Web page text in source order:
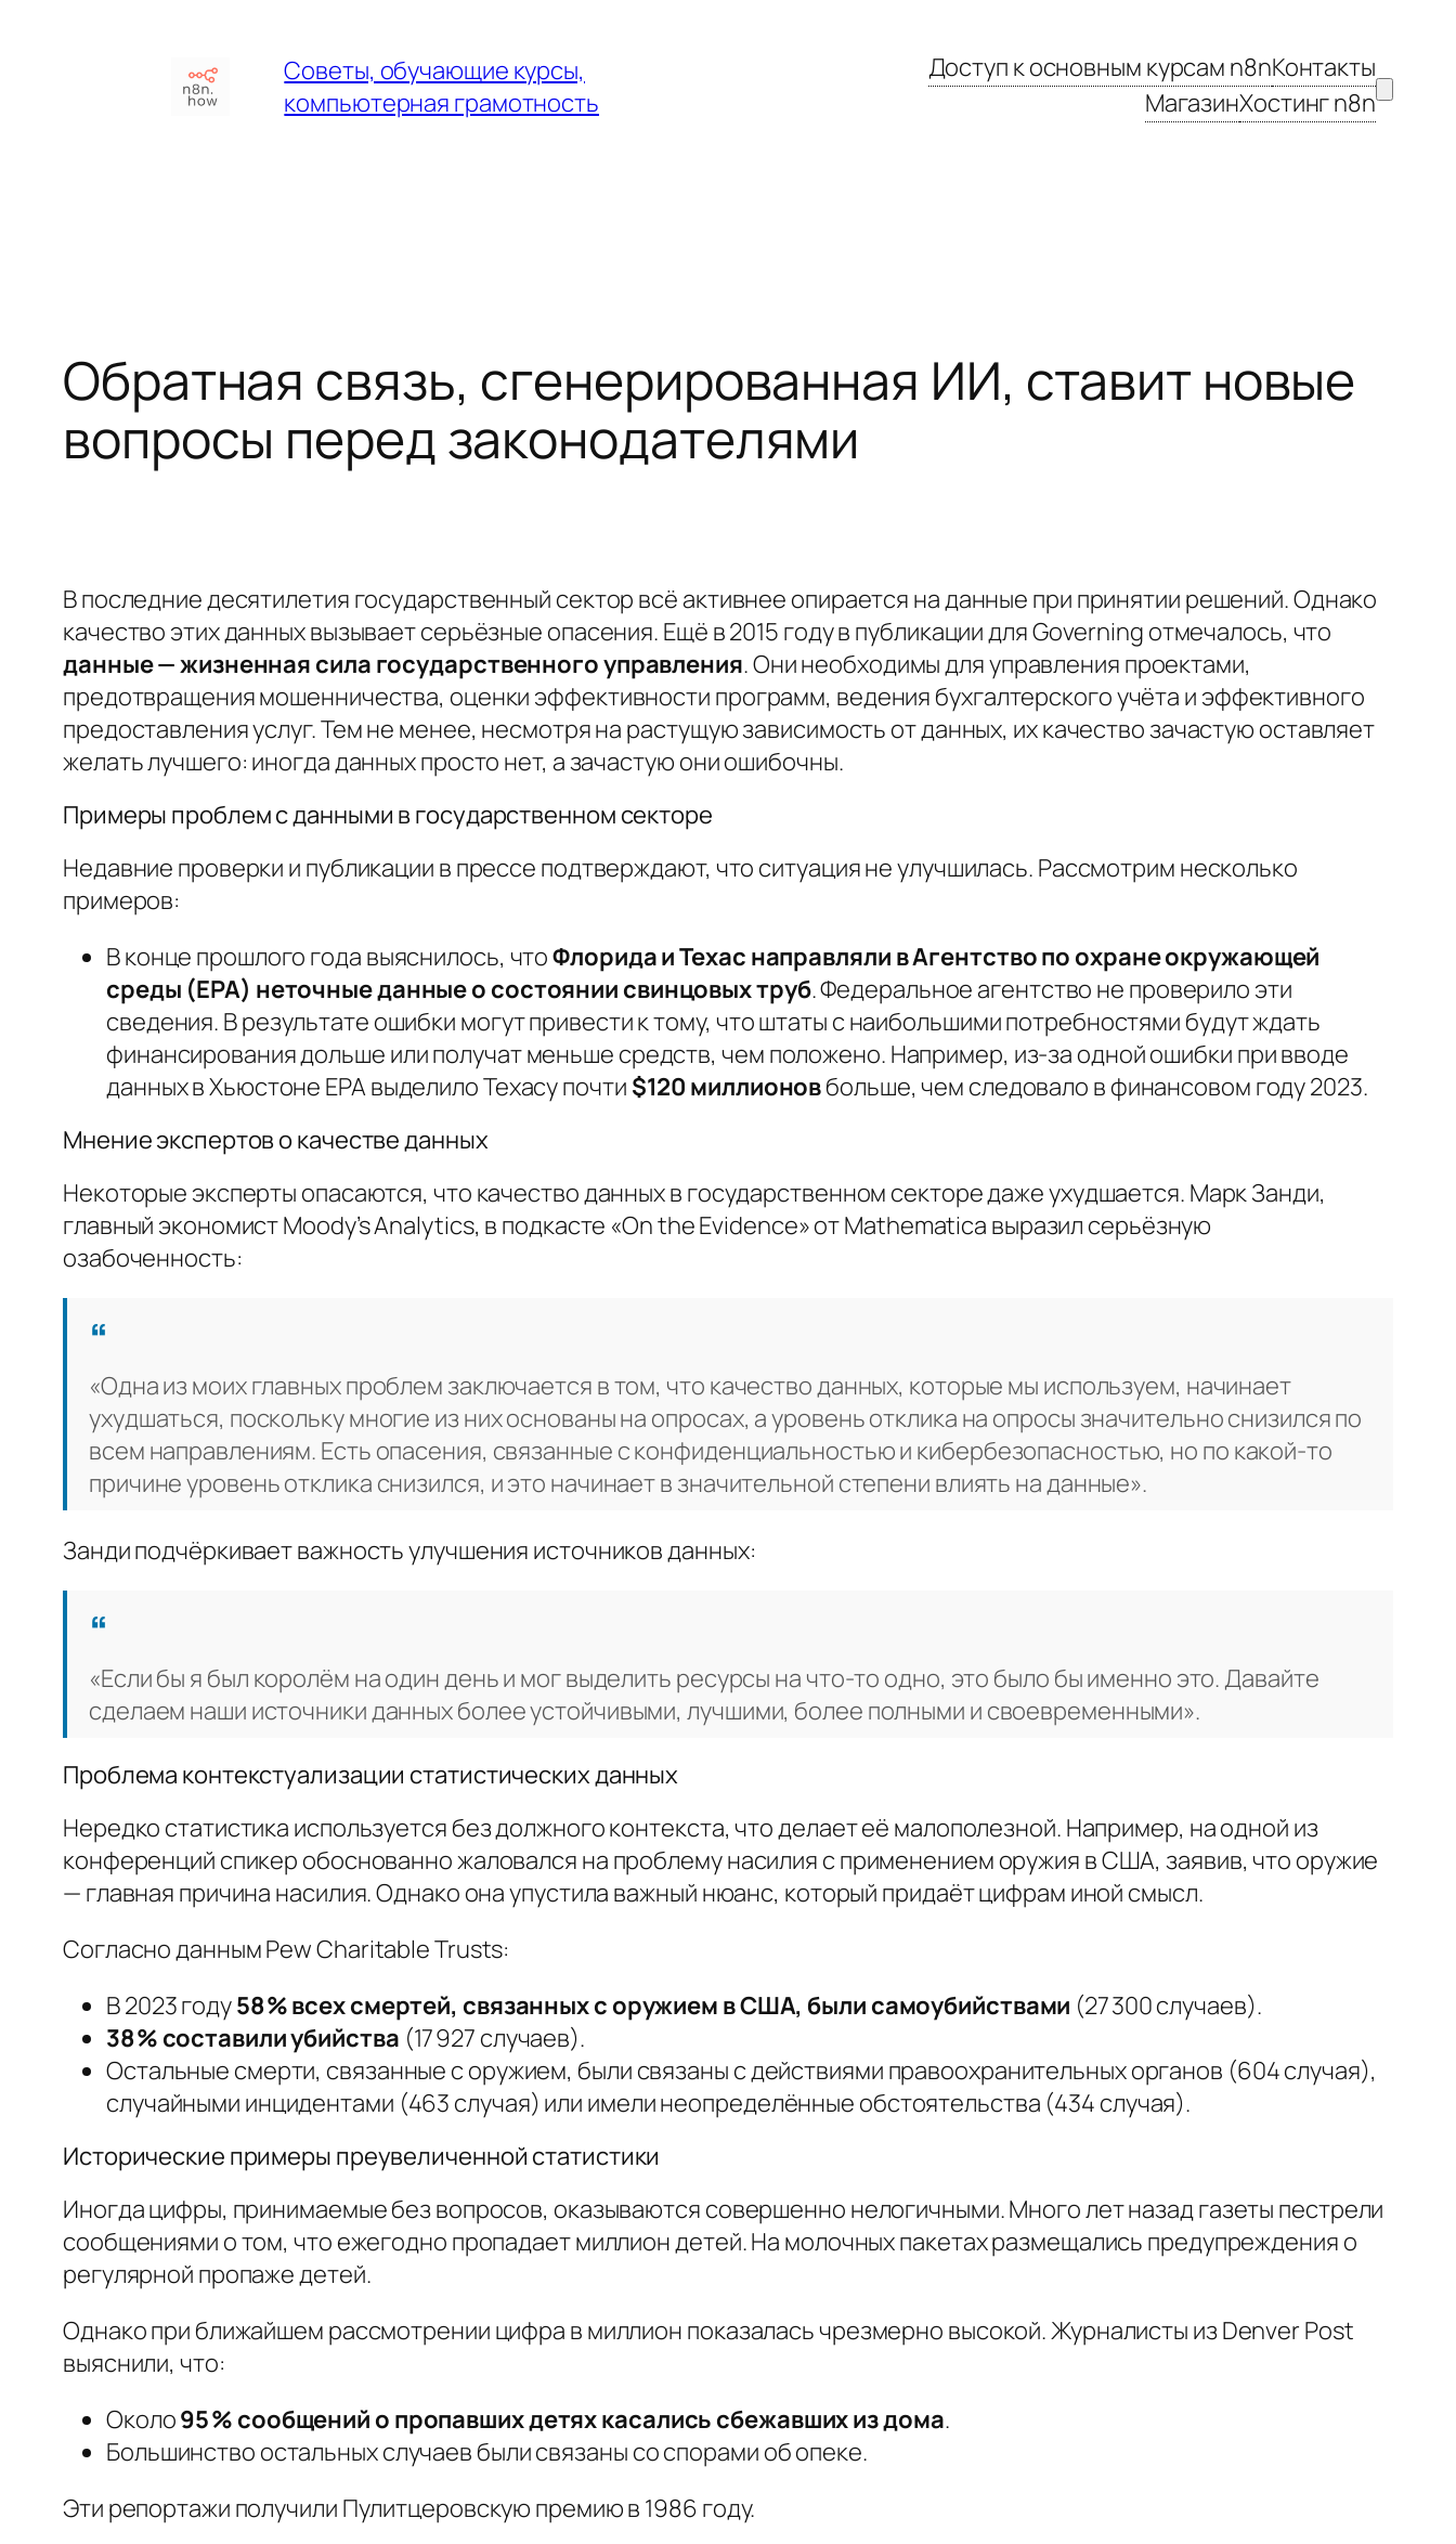
Советы, обучающие курсы,
компьютерная грамотность
Доступ к основным курсам n8nКонтакты
МагазинХостинг n8n
Обратная связь, сгенерированная ИИ, ставит новые
вопросы перед законодателями
В последние десятилетия государственный сектор всё активнее опирается на данные при принятии решений. Однако
качество этих данных вызывает серьёзные опасения. Ещё в 2015 году в публикации дляGoverning отмечалось, что
данные — жизненная сила государственного управления. Они необходимы для управления проектами,
предотвращения мошенничества, оценки эффективности программ, ведения бухгалтерского учёта и эффективного
предоставления услуг. Тем не менее, несмотря на растущую зависимость от данных, их качество зачастую оставляет
желать лучшего: иногда данных просто нет, а зачастую они ошибочны.
Примеры проблем с данными в государственном секторе
Недавние проверки и публикации в прессе подтверждают, что ситуация не улучшилась. Рассмотрим несколько
примеров:
В конце прошлого года выяснилось, чтоФлорида и Техас направляли в Агентство по охране окружающей
среды (EPA) неточные данные о состоянии свинцовых труб. Федеральное агентство не проверило эти
сведения. В результате ошибки могут привести к тому, что штаты с наибольшими потребностями будут ждать
финансирования дольше или получат меньше средств, чем положено. Например, из‑за одной ошибки при вводе
данных в Хьюстоне EPA выделило Техасу почти $120 миллионовбольше, чем следовало в финансовом году 2023.
Мнение экспертов о качестве данных
Некоторые эксперты опасаются, что качество данных в государственном секторе даже ухудшается. Марк Занди,
главный экономистMoody’s Analytics, в подкасте «On the Evidence»отMathematica выразил серьёзную
озабоченность:
«Одна из моих главных проблем заключается в том, что качество данных, которые мы используем, начинает
ухудшаться, поскольку многие из них основаны на опросах, а уровень отклика на опросы значительно снизился по
всем направлениям. Есть опасения, связанные с конфиденциальностью и кибербезопасностью, но по какой‑то
причине уровень отклика снизился, и это начинает в значительной степени влиять на данные».
Занди подчёркивает важность улучшения источников данных:
«Если бы я был королём на один день и мог выделить ресурсы на что‑то одно, это было бы именно это. Давайте
сделаем наши источники данных более устойчивыми, лучшими, более полными и своевременными».
Проблема контекстуализации статистических данных
Нередко статистика используется без должного контекста, что делает её малополезной. Например, на одной из
конференций спикер обоснованно жаловался на проблему насилия с применением оружия в США, заявив, что оружие
— главная причина насилия. Однако она упустила важный нюанс, который придаёт цифрам иной смысл.
Согласно даннымPew Charitable Trusts:
В 2023 году58 % всех смертей, связанных с оружием в США, были самоубийствами (27 300 случаев).
38 % составили убийства (17 927 случаев).
Остальные смерти, связанные с оружием, были связаны с действиями правоохранительных органов (604 случая),
случайными инцидентами (463 случая) или имели неопределённые обстоятельства (434 случая).
Исторические примеры преувеличенной статистики
Иногда цифры, принимаемые без вопросов, оказываются совершенно нелогичными. Много лет назад газеты пестрели
сообщениями о том, что ежегодно пропадает миллион детей. На молочных пакетах размещались предупреждения о
регулярной пропаже детей.
Однако при ближайшем рассмотрении цифра в миллион показалась чрезмерно высокой. Журналисты изDenver Post
выяснили, что:
Около95 % сообщений о пропавших детях касались сбежавших из дома.
Большинство остальных случаев были связаны со спорами об опеке.
Эти репортажи получили Пулитцеровскую премию в 1986 году.